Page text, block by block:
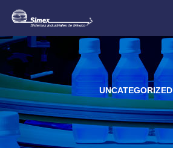
UNCATEGORIZED